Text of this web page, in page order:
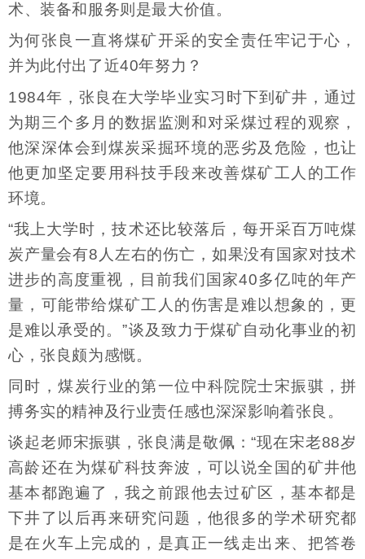
术、装备和服务则是最大价值。
为何张良一直将煤矿开采的安全责任牢记于心，
并为此付出了近40年努力？
1984年，张良在大学毕业实习时下到矿井，通过
为期三个多月的数据监测和对采煤过程的观察，
他深深体会到煤炭采掘环境的恶劣及危险，也让
他更加坚定要用科技手段来改善煤矿工人的工作
环境。
“我上大学时，技术还比较落后，每开采百万吨煤
炭产量会有8人左右的伤亡，如果没有国家对技术
进步的高度重视，目前我们国家40多亿吨的年产
量，可能带给煤矿工人的伤害是难以想象的，更
是难以承受的。”谈及致力于煤矿自动化事业的初
心，张良颇为感慨。
同时，煤炭行业的第一位中科院院士宋振骐，拼
搏务实的精神及行业责任感也深深影响着张良。
谈起老师宋振骐，张良满是敬佩：“现在宋老88岁
高龄还在为煤矿科技奔波，可以说全国的矿井他
基本都跑遍了，我之前跟他去过矿区，基本都是
下井了以后再来研究问题，他很多的学术研究都
是在火车上完成的，是真正一线走出来、把答卷